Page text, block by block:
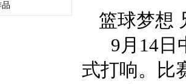
篮球梦想
9月14日
式打响。比